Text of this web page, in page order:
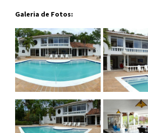
Galeria de Fotos: